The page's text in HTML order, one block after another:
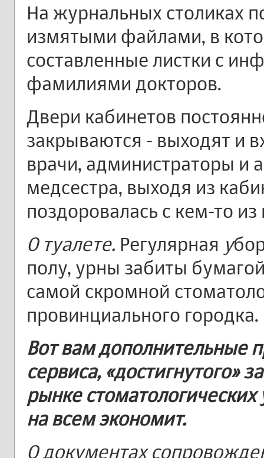
На журнальных столиках
измятыми файлами, в
составленные листки с
фамилиями докторов.
Двери кабинетов
закрываются - выходят и
врачи, администраторы и
медсестра, выходя из
поздоровалась с кем-то
О туалете. Регулярная у
полу, урны забиты
самой скромной
провинциального городка.
Вот вам дополнительные
сервиса, «достигнутого»
рынке стоматологических
на всем экономит.
О документах